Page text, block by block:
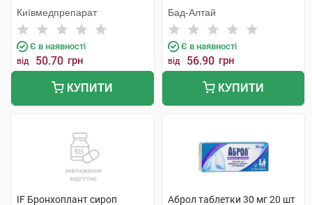
Київмедпрепарат
Є в наявності
від 50.70 грн
КУПИТИ
Бад-Алтай
Є в наявності
від 56.90 грн
КУПИТИ
IF Бронхоплант сироп Аброл таблетки 30 мг 20 шт